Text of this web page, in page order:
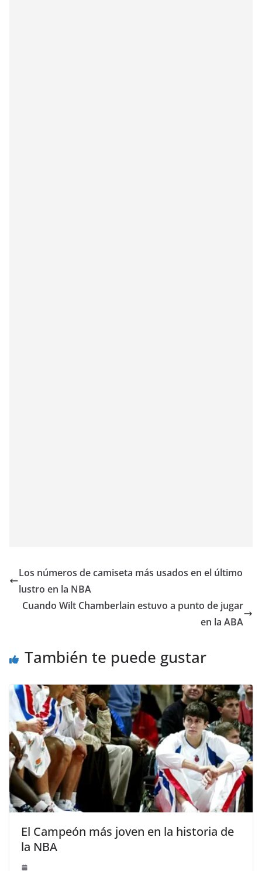
Los números de camiseta más usados en el último
lustro en la NBA
Cuando Wilt Chamberlain estuvo a punto de jugar
en la ABA
También te puede gustar
El Campeón más joven en la historia de
la NBA